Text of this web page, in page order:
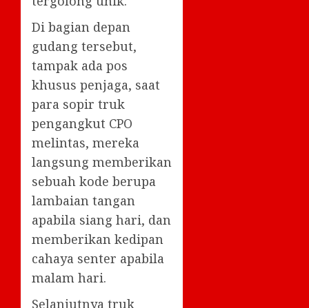
Di bagian depan
gudang tersebut,
tampak ada pos
khusus penjaga, saat
para sopir truk
pengangkut CPO
melintas, mereka
langsung memberikan
sebuah kode berupa
lambaian tangan
apabila siang hari, dan
memberikan kedipan
cahaya senter apabila
malam hari.
Selanjutnya truk